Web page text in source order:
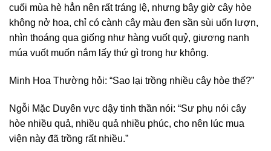
cuối mùa hè hẳn nên rất tráng lệ, nhưng bây giờ cây hòe
không nở hoa, chỉ có cành cây màu đen sần sùi uốn lượn,
nhìn thoáng qua giống như hàng vuốt quỷ, giương nanh
múa vuốt muốn nắm lấy thứ gì trong hư không.
Minh Hoa Thường hỏi: “Sao lại trồng nhiều cây hòe thế?”
Ngỗi Mặc Duyên vực dậy tinh thần nói: “Sư phụ nói cây
hòe nhiều quả, nhiều quả nhiều phúc, cho nên lúc mua
viện này đã trồng rất nhiều.”